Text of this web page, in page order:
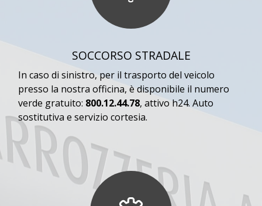
SOCCORSO STRADALE
In caso di sinistro, per il trasporto del veicolo
presso la nostra officina, è disponibile il numero
verde gratuito: 800.12.44.78, attivo h24. Auto
sostitutiva e servizio cortesia.